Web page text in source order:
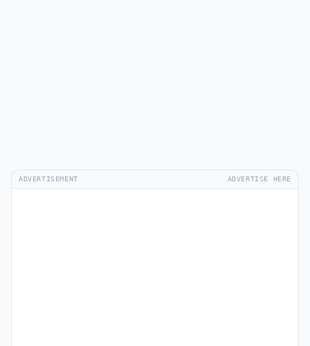
ADVERTISEMENT ADVERTISE HERE